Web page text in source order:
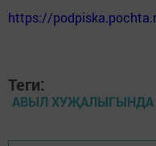
https://
Теги:
АВЫЛ ХУҖАЛЫГЫНДА